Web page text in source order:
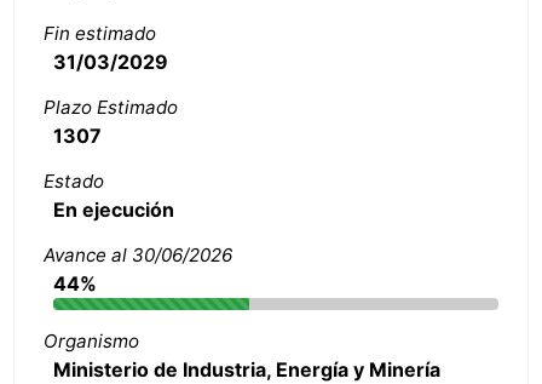
Fin estimado
31/03/2029
Plazo Estimado
1307
Estado
En ejecución
Avance al 30/06/2026
44%
Organismo
Ministerio de Industria, Energía y Minería